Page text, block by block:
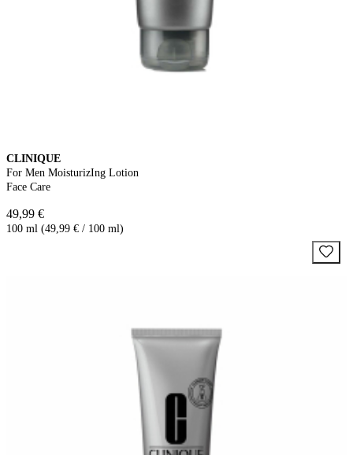
CLINIQUE
For Men MoisturizIng Lotion
Face Care
49,99 €
100 ml (49,99 € / 100 ml)